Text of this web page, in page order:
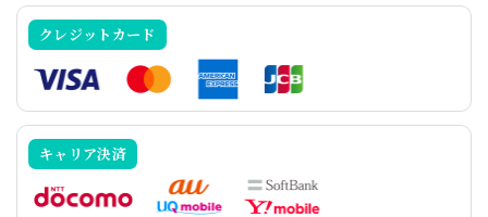
クレジットカード
キャリア決済